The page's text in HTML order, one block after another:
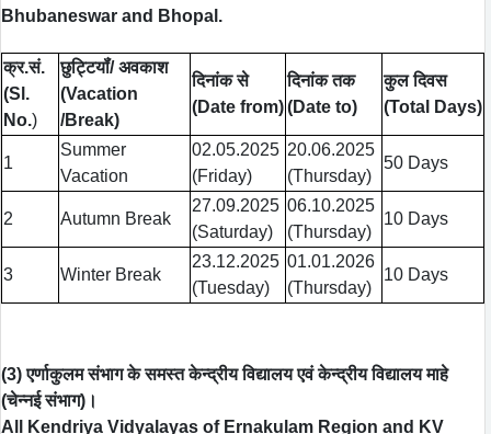
Bhubaneswar and Bhopal.
क्र.सं.
(Sl.
No.)
छुट्टियॉं/ अवकाश
(Vacation
/Break)
दिनांक से
(Date from)
दिनांक तक
(Date to)
कुल दिवस
(Total Days)
1
Summer
Vacation
02.05.2025
(Friday)
20.06.2025
(Thursday)
50 Days
2 Autumn Break
27.09.2025
(Saturday)
06.10.2025
(Thursday)
10 Days
3 Winter Break
23.12.2025
(Tuesday)
01.01.2026
(Thursday)
10 Days
(3) एर्णाकुलम संभाग के समस्‍त केन्‍द्रीय विद्यालय एवं केन्‍द्रीय विद्यालय माहे
(चेन्‍नई संभाग)।
All Kendriya Vidyalayas of Ernakulam Region and KV